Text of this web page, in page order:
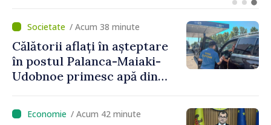
/ Acum 38 minute
Călătorii aflați în așteptare
în postul Palanca-Maiaki-
Udobnoe primesc apă din
și a polițiștilor de frontieră
/ Acum 42 minute